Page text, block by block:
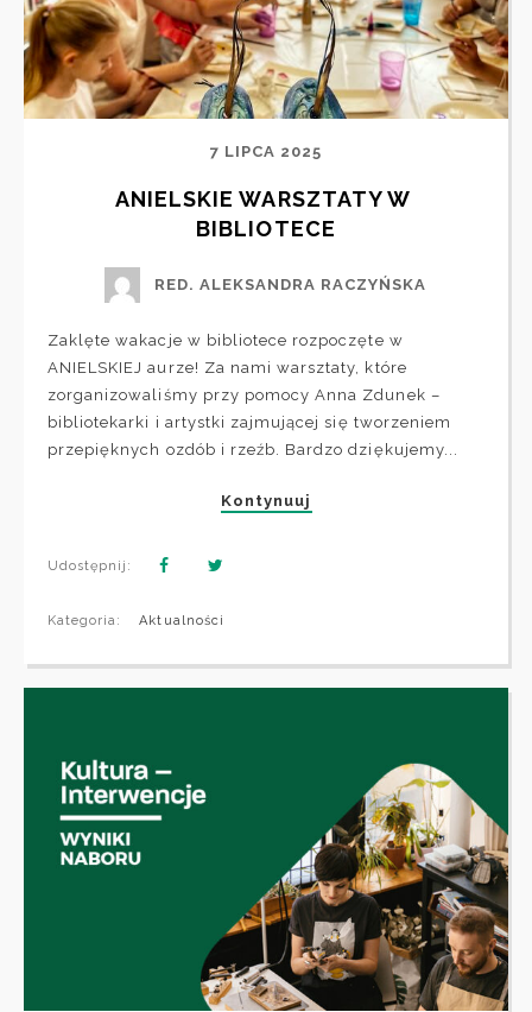
7 LIPCA 2025
ANIELSKIE WARSZTATY W
BIBLIOTECE
RED. ALEKSANDRA RACZYŃSKA
Zaklęte wakacje w bibliotece rozpoczęte w
ANIELSKIEJ aurze! Za nami warsztaty, które
zorganizowaliśmy przy pomocy Anna Zdunek –
bibliotekarki i artystki zajmującej się tworzeniem
przepięknych ozdób i rzeźb. Bardzo dziękujemy...
Kontynuuj
Udostępnij:
Kategoria: Aktualności